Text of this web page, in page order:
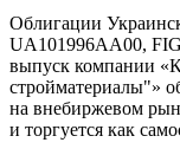
Облигации
UA101996AA00,
выпуск компании
стройматериалы"»
на внебиржевом
и торгуется как